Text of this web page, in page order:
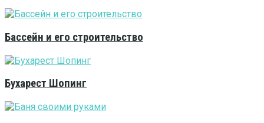
Бассейн и его строительство
Бухарест Шопинг